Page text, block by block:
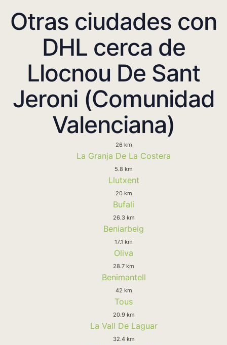
Otras ciudades con
DHL cerca de
Llocnou De Sant
Jeroni (Comunidad
Valenciana)
26 km
La Granja De La Costera
5.8 km
Llutxent
20 km
Bufali
26.3 km
Beniarbeig
17.1 km
Oliva
28.7 km
Benimantell
42 km
Tous
20.9 km
La Vall De Laguar
32.4 km